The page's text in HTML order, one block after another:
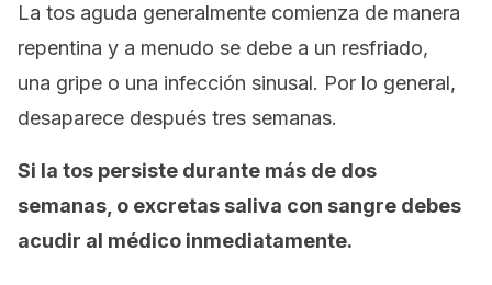
La tos aguda generalmente comienza de manera
repentina y a menudo se debe a un resfriado,
una gripe o una infección sinusal. Por lo general,
desaparece después tres semanas.
Si la tos persiste durante más de dos
semanas, o excretas saliva con sangre debes
acudir al médico inmediatamente.